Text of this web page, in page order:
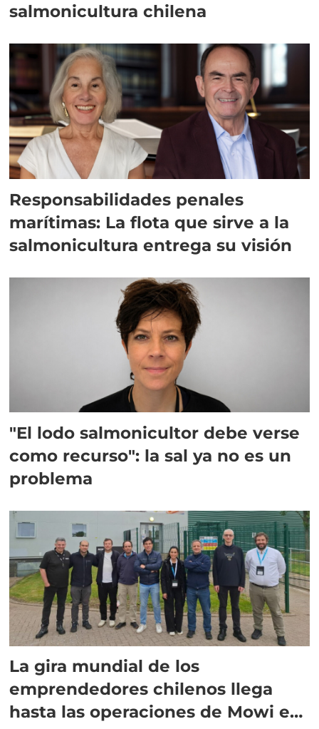
salmonicultura chilena
Responsabilidades penales
marítimas: La flota que sirve a la
salmonicultura entrega su visión
"El lodo salmonicultor debe verse
como recurso": la sal ya no es un
problema
La gira mundial de los
emprendedores chilenos llega
hasta las operaciones de Mowi en